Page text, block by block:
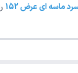
ماسه ای عرض 152